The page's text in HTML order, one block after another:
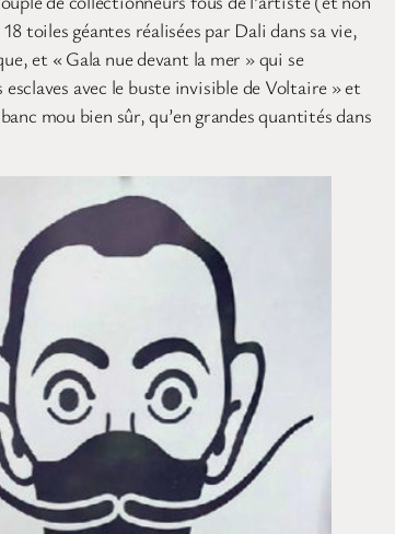
toiles géantes réalisées par Dali dans sa vie,
et « Gala nue devant la mer » qui se
avec le buste invisible de Voltaire » et
mou bien sûr, qu’en grandes quantités dans